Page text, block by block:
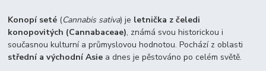
Konopí seté (Cannabis sativa) je letnička z čeledi
konopovitých (Cannabaceae), známá svou historickou i
současnou kulturní a průmyslovou hodnotou. Pochází z oblasti
střední a východní Asie a dnes je pěstováno po celém světě.